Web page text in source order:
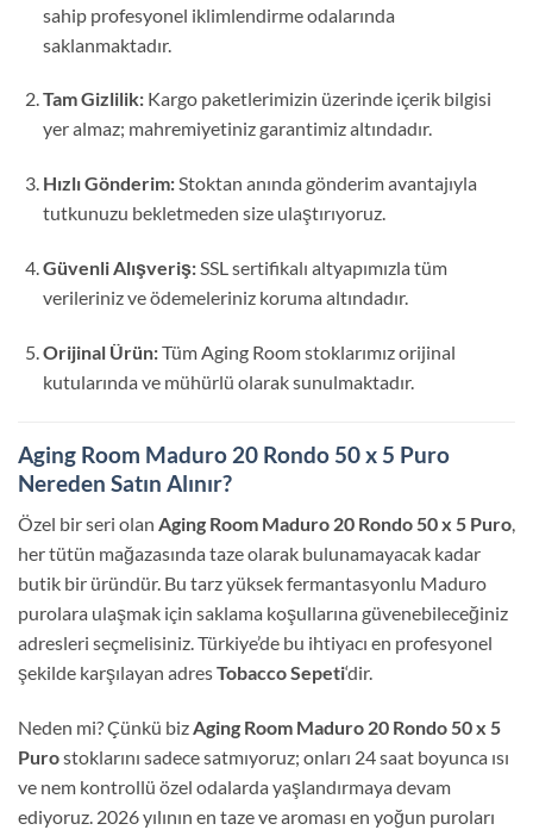
sahip profesyonel iklimlendirme odalarında
saklanmaktadır.
Tam Gizlilik:Kargo paketlerimizin üzerinde içerik bilgisi
yer almaz; mahremiyetiniz garantimiz altındadır.
Hızlı Gönderim:Stoktan anında gönderim avantajıyla
tutkunuzu bekletmeden size ulaştırıyoruz.
Güvenli Alışveriş:SSL sertifikalı altyapımızla tüm
verileriniz ve ödemeleriniz koruma altındadır.
Orijinal Ürün:Tüm Aging Room stoklarımız orijinal
kutularında ve mühürlü olarak sunulmaktadır.
Aging Room Maduro 20 Rondo 50 x 5 Puro
Nereden Satın Alınır?
Özel bir seri olan Aging Room Maduro 20 Rondo 50 x 5 Puro,
her tütün mağazasında taze olarak bulunamayacak kadar
butik bir üründür. Bu tarz yüksek fermantasyonlu Maduro
purolara ulaşmak için saklama koşullarına güvenebileceğiniz
adresleri seçmelisiniz. Türkiye’de bu ihtiyacı en profesyonel
şekilde karşılayan adresTobacco Sepeti‘dir.
Neden mi? Çünkü bizAging Room Maduro 20 Rondo 50 x 5
Purostoklarını sadece satmıyoruz; onları 24 saat boyunca ısı
ve nem kontrollü özel odalarda yaşlandırmaya devam
ediyoruz. 2026 yılının en taze ve aroması en yoğun puroları